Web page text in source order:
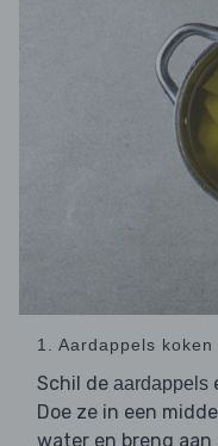
1. Aardappels koken
Schil de aardappels
Doe ze in een
water en breng aan